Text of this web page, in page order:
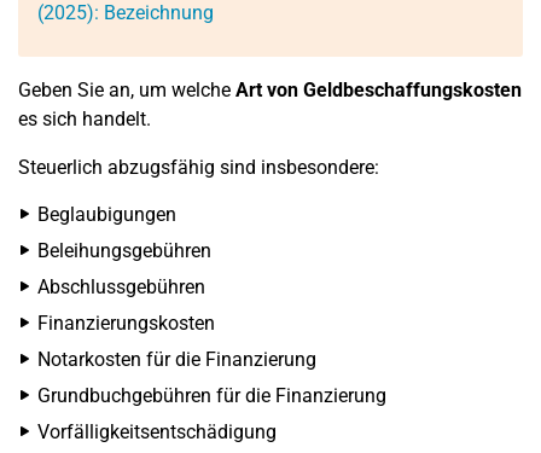
(2025): Bezeichnung
Geben Sie an, um welche Art von Geldbeschaffungskosten
es sich handelt.
Steuerlich abzugsfähig sind insbesondere:
Beglaubigungen
Beleihungsgebühren
Abschlussgebühren
Finanzierungskosten
Notarkosten für die Finanzierung
Grundbuchgebühren für die Finanzierung
Vorfälligkeitsentschädigung